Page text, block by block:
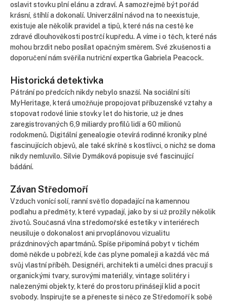
oslavit stovku plní elánu a zdraví. A samozřejmě být pořád
krásní, štíhlí a dokonalí. Univerzální návod na to neexistuje,
existuje ale několik pravidel a tipů, které nás na cestě ke
zdravé dlouhověkosti postrčí kupředu. A víme i o těch, které nás
mohou brzdit nebo posílat opačným směrem. Své zkušenosti a
doporučení nám svěřila nutriční expertka Gabriela Peacock.
Historická detektivka
Pátrání po předcích nikdy nebylo snazší. Na sociální síti
MyHeritage, která umožňuje propojovat příbuzenské vztahy a
stopovat rodové linie stovky let do historie, už je dnes
zaregistrovaných 6,9 miliardy profilů lidí a 60 milionů
rodokmenů. Digitální genealogie otevírá rodinné kroniky plné
fascinujících objevů, ale také skříně s kostlivci, o nichž se doma
nikdy nemluvilo. Silvie Dymáková popisuje své fascinující
bádání.
Závan Středomoří
Vzduch vonící solí, ranní světlo dopadající na kamennou
podlahu a předměty, které vypadají, jako by si už prožily několik
životů. Současná vlna středomořské estetiky v interiérech
neusiluje o dokonalost ani prvoplánovou vizualitu
prázdninových apartmánů. Spíše připomíná pobyt v tichém
domě někde u pobřeží, kde čas plyne pomaleji a každá věc má
svůj vlastní příběh. Designéři, architekti a umělci dnes pracují s
organickými tvary, surovými materiály, vintage solitéry i
nalezenými objekty, které do prostoru přinášejí klid a pocit
svobody. Inspirujte se a přeneste si něco ze Středomoří k sobě